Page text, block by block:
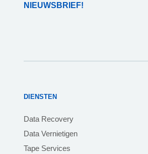
NIEUWSBRIEF!
DIENSTEN
Data Recovery
Data Vernietigen
Tape Services